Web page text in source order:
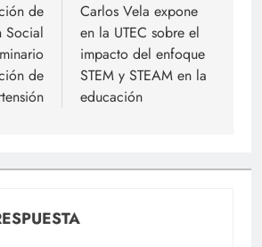
de
Social
de
Carlos Vela expone
en la UTEC sobre el
impacto del enfoque
STEM y STEAM en la
educación